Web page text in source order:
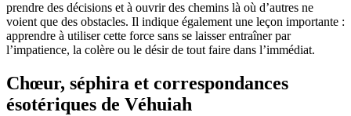
prendre des décisions et à ouvrir des chemins là où d’autres ne
voient que des obstacles. Il indique également une leçon importante :
apprendre à utiliser cette force sans se laisser entraîner par
l’impatience, la colère ou le désir de tout faire dans l’immédiat.
Chœur, séphira et correspondances
ésotériques de Véhuiah